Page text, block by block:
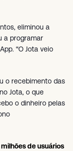
eliminou a
a programar
“O Jota veio
o recebimento das
Jota, o que
o dinheiro pelas
de usuários